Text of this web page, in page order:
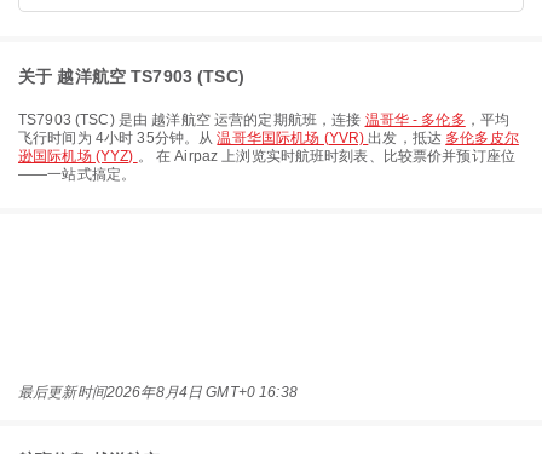
关于 越洋航空 TS7903 (TSC)
TS7903 (TSC) 是由 越洋航空运营的定期航班，连接 温哥华 - 多伦多 ，平均
飞行时间为 4小时 35分钟。从温哥华国际机场 (YVR)出发，抵达 多伦多皮尔
逊国际机场 (YYZ) 。 在 Airpaz 上浏览实时航班时刻表、比较票价并预订座位
——一站式搞定。
最后更新时间2026年8月4日 GMT+0 16:38